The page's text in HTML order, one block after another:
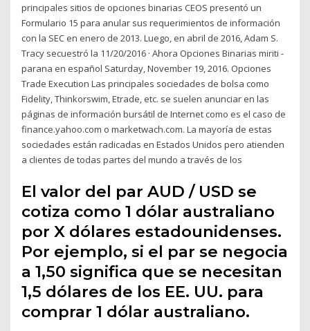
principales sitios de opciones binarias CEOS presentó un
Formulario 15 para anular sus requerimientos de información
con la SEC en enero de 2013. Luego, en abril de 2016, Adam S.
Tracy secuestró la 11/20/2016 · Ahora Opciones Binarias miriti -
parana en español Saturday, November 19, 2016. Opciones
Trade Execution Las principales sociedades de bolsa como
Fidelity, Thinkorswim, Etrade, etc. se suelen anunciar en las
páginas de información bursátil de Internet como es el caso de
finance.yahoo.com o marketwach.com. La mayoría de estas
sociedades están radicadas en Estados Unidos pero atienden
a clientes de todas partes del mundo a través de los
El valor del par AUD / USD se
cotiza como 1 dólar australiano
por X dólares estadounidenses.
Por ejemplo, si el par se negocia
a 1,50 significa que se necesitan
1,5 dólares de los EE. UU. para
comprar 1 dólar australiano.